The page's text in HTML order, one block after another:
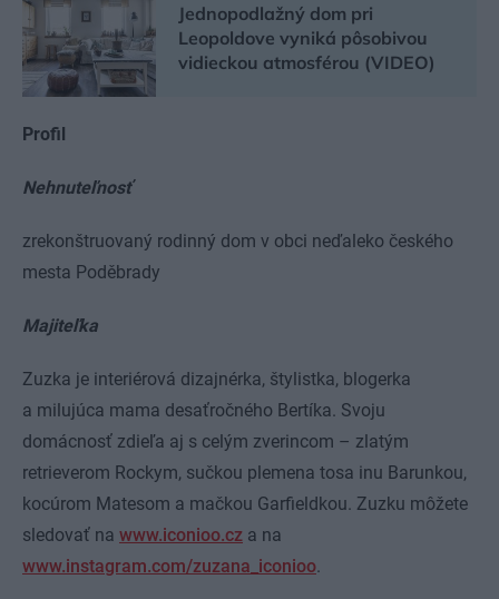
Jednopodlažný dom pri
Leopoldove vyniká pôsobivou
vidieckou atmosférou (VIDEO)
Profil
Nehnuteľnosť
zrekonštruovaný rodinný dom v obci neďaleko českého
mesta Poděbrady
Majiteľka
Zuzka je interiérová dizajnérka, štylistka, blogerka
a milujúca mama desaťročného Bertíka. Svoju
domácnosť zdieľa aj s celým zverincom – zlatým
retrieverom Rockym, sučkou plemena tosa inu Barunkou,
kocúrom Matesom a mačkou Garfieldkou. Zuzku môžete
sledovať na www.iconioo.cz a na
www.instagram.com/zuzana_iconioo.